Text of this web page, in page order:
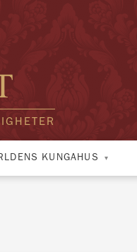
KUNGAHUS